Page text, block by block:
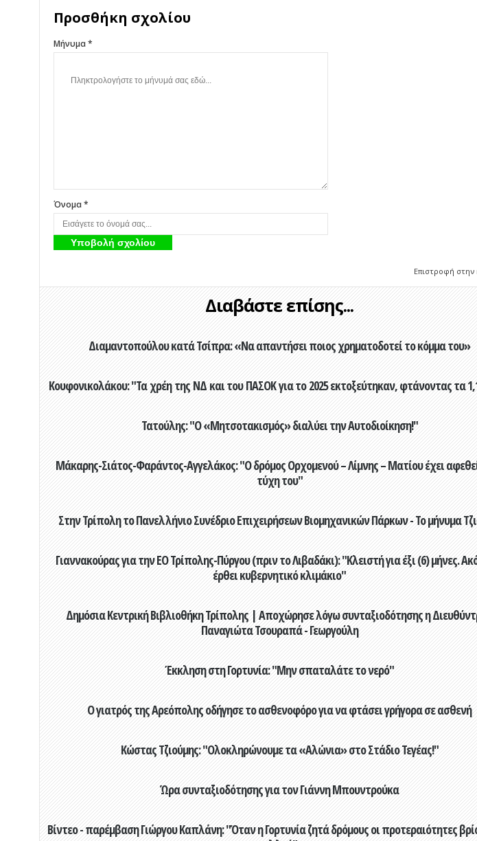
Προσθήκη σχολίου
Μήνυμα *
Όνομα *
Επιστροφή
Διαβάστε επίσης...
Διαμαντοπούλου κατά Τσίπρα: «Να απαντήσει ποιος χρηματοδοτεί το κόμμα του»
Κουφονικολάκου: "Τα χρέη της ΝΔ και του ΠΑΣΟΚ για το 2025 εκτοξεύτηκαν, φτάνοντας τα
Τατούλης: "Ο «Μητσοτακισμός» διαλύει την Αυτοδιοίκηση!"
Μάκαρης-Σιάτος-Φαράντος-Αγγελάκος: "Ο δρόμος Ορχομενού – Λίμνης – Ματίου έχει
τύχη του"
Στην Τρίπολη το Πανελλήνιο Συνέδριο Επιχειρήσεων Βιομηχανικών Πάρκων - Το μήνυμα
Γιαννακούρας για την EO Τρίπολης-Πύργου (πριν το Λιβαδάκι): "Κλειστή για έξι (6) μήνες.
έρθει κυβερνητικό κλιμάκιο"
Δημόσια Κεντρική Βιβλιοθήκη Τρίπολης | Αποχώρησε λόγω συνταξιοδότησης η
Παναγιώτα Τσουραπά - Γεωργούλη
Έκκληση στη Γορτυνία: "Μην σπαταλάτε το νερό"
Ο γιατρός της Αρεόπολης οδήγησε το ασθενοφόρο για να φτάσει γρήγορα σε ασθενή
Κώστας Τζιούμης: "Ολοκληρώνουμε τα «Αλώνια» στο Στάδιο Τεγέας!"
Ώρα συνταξιοδότησης για τον Γιάννη Μπουντρούκα
Βίντεο - παρέμβαση Γιώργου Καπλάνη: "Όταν η Γορτυνία ζητά δρόμους οι προτεραιότητες